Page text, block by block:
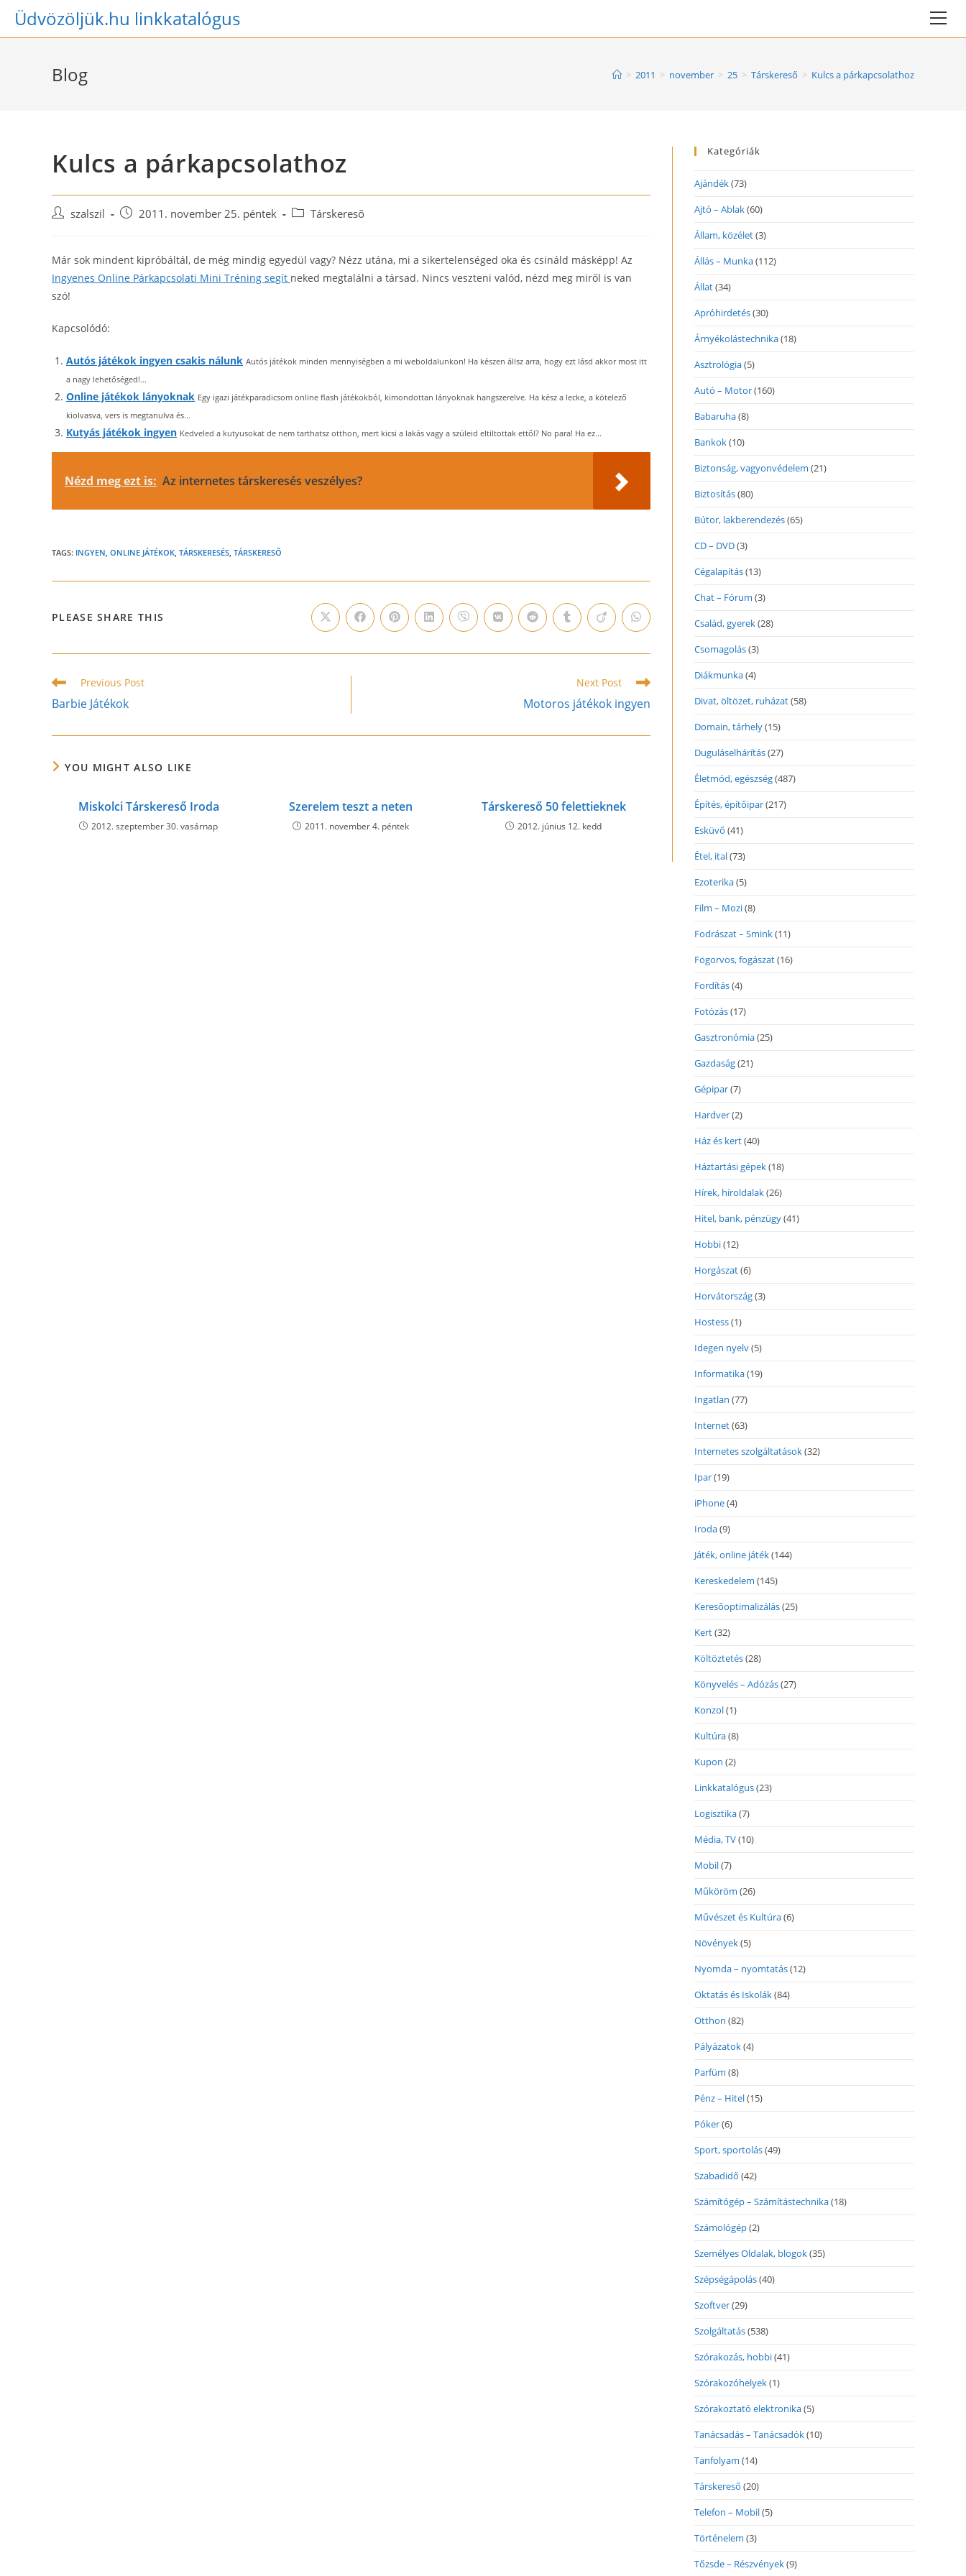
SkipÜdvözöljük.hu linkkatalógus
Blog > 2011 > november > 25 > Társkereső > Kulcs a párkapcsolathoz
Kulcs a párkapcsolathoz
Post szalszil
Post 2011. november 25. péntek
PostTárskereső
Már sok mindent kipróbáltál, de még mindig egyedül vagy? Nézz utána, mi a sikertelenséged oka és csináld másképp! Az
Ingyenes Online Párkapcsolati Mini Tréning segít neked megtalálni a társad. Nincs veszteni valód, nézd meg miről is van
szó!
Kapcsolódó:
Autós játékok ingyen csakis nálunk Autós játékok minden mennyiségben a mi weboldalunkon! Ha készen állsz arra, hogy ezt lásd akkor most itt
a nagy lehetőséged!...
Online játékok lányoknak Egy igazi játékparadicsom online flash játékokból, kimondottan lányoknak hangszerelve. Ha kész a lecke, a kötelező
kiolvasva, vers is megtanulva és...
Kutyás játékok ingyen Kedveled a kutyusokat de nem tarthatsz otthon, mert kicsi a lakás vagy a szüleid eltiltottak ettől? No para! Ha ez...
Nézd meg ezt is: Az internetes társkeresés veszélyes?
TAGS: INGYEN, ONLINE JÁTÉKOK, TÁRSKERESÉS, TÁRSKERESŐ
PLEASE SHARE THIS Opens
in
new
Opens
in
new
Opens
in
new
Opens
in
new
Opens
in
new
Opens
in
new
Opens
in
new
Opens
in
new
Opens
in
new
Opens
in
new
Read
more
articles
Previous Post
Barbie Játékok
Next Post
Motoros játékok ingyen
YOU MIGHT ALSO LIKE
Miskolci Társkereső Iroda
2012. szeptember 30. vasárnap
Szerelem teszt a neten
2011. november 4. péntek
Társkereső 50 felettieknek
2012. június 12. kedd
Kategóriák
Ajándék(73)
Ajtó – Ablak(60)
Állam, közélet(3)
Állás – Munka(112)
Állat(34)
Apróhirdetés(30)
Árnyékolástechnika(18)
Asztrológia(5)
Autó – Motor(160)
Babaruha(8)
Bankok(10)
Biztonság, vagyonvédelem (21)
Biztosítás(80)
Bútor, lakberendezés(65)
CD – DVD(3)
Cégalapítás(13)
Chat – Fórum (3)
Család, gyerek(28)
Csomagolás(3)
Diákmunka(4)
Divat, öltözet, ruházat(58)
Domain, tárhely(15)
Duguláselhárítás(27)
Életmód, egészség(487)
Építés, építőipar(217)
Esküvő (41)
Étel, ital(73)
Ezoterika(5)
Film – Mozi(8)
Fodrászat – Smink(11)
Fogorvos, fogászat(16)
Fordítás(4)
Fotózás(17)
Gasztronómia(25)
Gazdaság(21)
Gépipar(7)
Hardver(2)
Ház és kert(40)
Háztartási gépek(18)
Hírek, híroldalak(26)
Hitel, bank, pénzügy(41)
Hobbi(12)
Horgászat(6)
Horvátország(3)
Hostess(1)
Idegen nyelv(5)
Informatika(19)
Ingatlan (77)
Internet(63)
Internetes szolgáltatások(32)
Ipar(19)
iPhone(4)
Iroda(9)
Játék, online játék(144)
Kereskedelem (145)
Keresőoptimalizálás(25)
Kert(32)
Költöztetés(28)
Könyvelés – Adózás(27)
Konzol(1)
Kultúra(8)
Kupon (2)
Linkkatalógus(23)
Logisztika(7)
Média, TV(10)
Mobil(7)
Műköröm (26)
Művészet és Kultúra(6)
Növények(5)
Nyomda – nyomtatás(12)
Oktatás és Iskolák(84)
Otthon (82)
Pályázatok(4)
Parfüm (8)
Pénz – Hitel(15)
Póker(6)
Sport, sportolás(49)
Szabadidő (42)
Számítógép – Számítástechnika(18)
Számológép(2)
Személyes Oldalak, blogok(35)
Szépségápolás(40)
Szoftver(29)
Szolgáltatás(538)
Szórakozás, hobbi(41)
Szórakozóhelyek(1)
Szórakoztató elektronika(5)
Tanácsadás – Tanácsadók(10)
Tanfolyam (14)
Társkereső (20)
Telefon – Mobil(5)
Történelem (3)
Tőzsde – Részvények(9)